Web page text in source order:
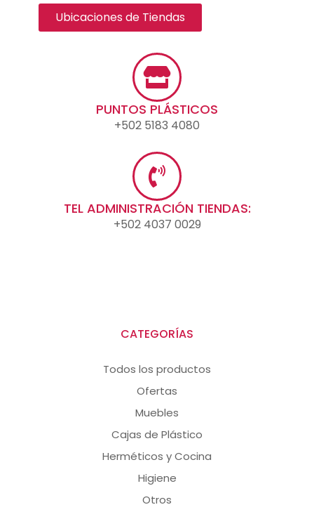
Ubicaciones de Tiendas
PUNTOS PLÁSTICOS
+502 5183 4080
TEL ADMINISTRACIÓN TIENDAS:
+502 4037 0029
CATEGORÍAS
Todos los productos
Ofertas
Muebles
Cajas de Plástico
Herméticos y Cocina
Higiene
Otros